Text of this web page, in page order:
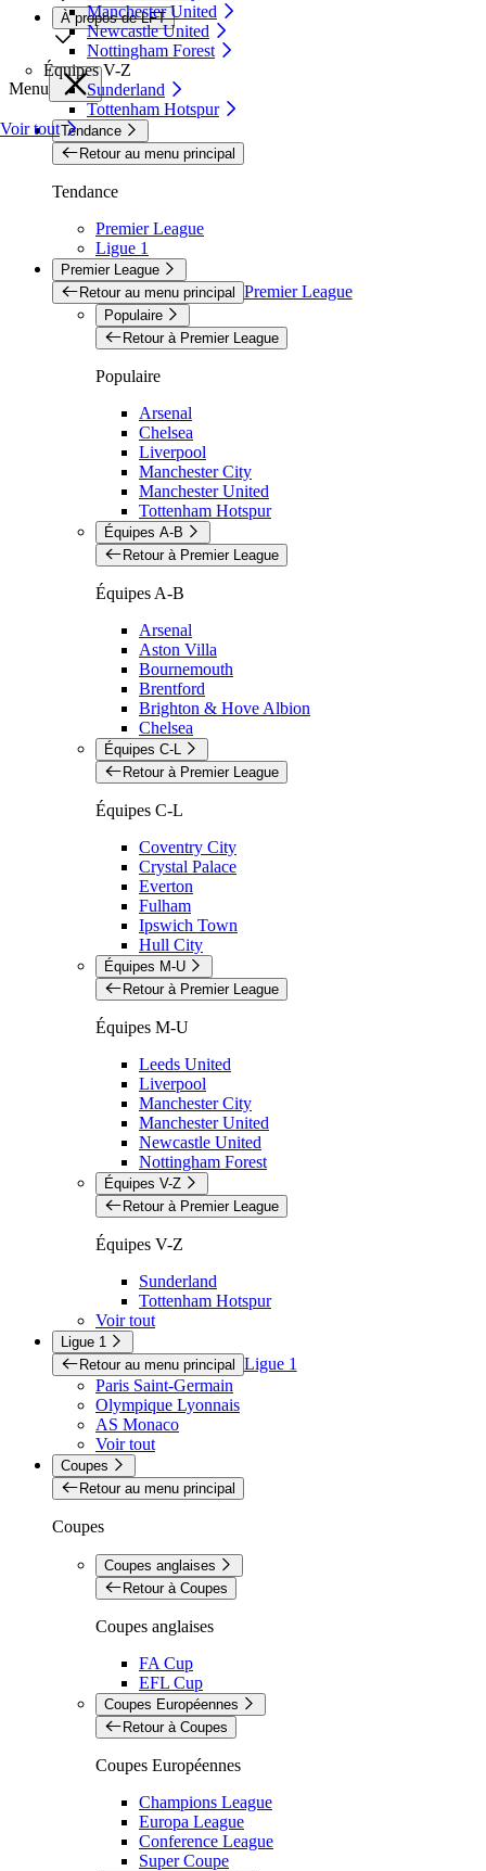
Manchester United
Newcastle United
Nottingham Forest
Équipes V-Z
Sunderland
Tottenham Hotspur
Voir tout
À propos de LFT
Menu
Tendance
Retour au menu principal
Tendance
Premier League
Ligue 1
Premier League
Retour au menu principal Premier League
Populaire
Retour à Premier League
Populaire
Arsenal
Chelsea
Liverpool
Manchester City
Manchester United
Tottenham Hotspur
Équipes A-B
Retour à Premier League
Équipes A-B
Arsenal
Aston Villa
Bournemouth
Brentford
Brighton & Hove Albion
Chelsea
Équipes C-L
Retour à Premier League
Équipes C-L
Coventry City
Crystal Palace
Everton
Fulham
Ipswich Town
Hull City
Équipes M-U
Retour à Premier League
Équipes M-U
Leeds United
Liverpool
Manchester City
Manchester United
Newcastle United
Nottingham Forest
Équipes V-Z
Retour à Premier League
Équipes V-Z
Sunderland
Tottenham Hotspur
Voir tout
Ligue 1
Retour au menu principal Ligue 1
Paris Saint-Germain
Olympique Lyonnais
AS Monaco
Voir tout
Coupes
Retour au menu principal
Coupes
Coupes anglaises
Retour à Coupes
Coupes anglaises
FA Cup
EFL Cup
Coupes Européennes
Retour à Coupes
Coupes Européennes
Champions League
Europa League
Conference League
Super Coupe